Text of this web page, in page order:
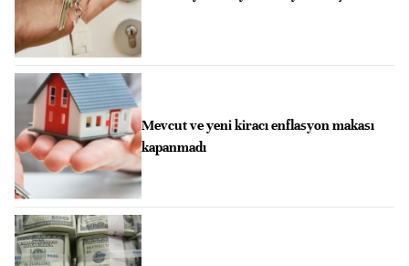
Mevcut ve yeni kiracı enflasyon makası
kapanmadı